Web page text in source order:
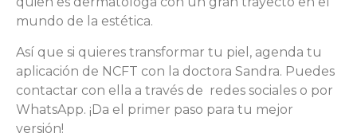
mundo de la estética.
Así que si quieres transformar tu piel, agenda tu
aplicación de NCFT con la doctora Sandra. Puedes
contactar con ella a través de redes sociales o por
WhatsApp. ¡Da el primer paso para tu mejor
versión!